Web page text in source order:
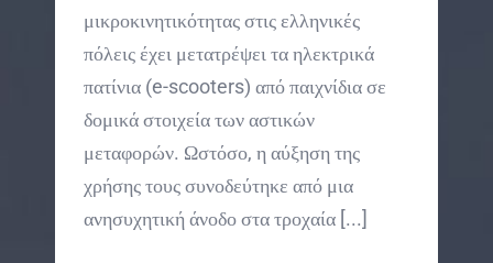
μικροκινητικότητας στις ελληνικές
πόλεις έχει μετατρέψει τα ηλεκτρικά
πατίνια (e-scooters) από παιχνίδια σε
δομικά στοιχεία των αστικών
μεταφορών. Ωστόσο, η αύξηση της
χρήσης τους συνοδεύτηκε από μια
ανησυχητική άνοδο στα τροχαία [...]